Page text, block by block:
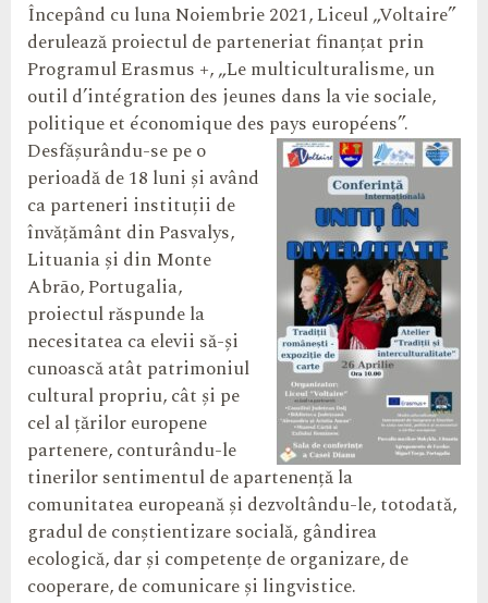
Începând cu luna Noiembrie 2021, Liceul „Voltaire”
derulează proiectul de parteneriat finanțat prin
Programul Erasmus +, „Le multiculturalisme, un
outil d’intégration des jeunes dans la vie sociale,
politique et économique des pays européens”.
Desfășurându-se pe o
perioadă de 18 luni și având
ca parteneri instituții de
învățământ din Pasvalys,
Lituania și din Monte
Abrão, Portugalia,
proiectul răspunde la
necesitatea ca elevii să-și
cunoască atât patrimoniul
cultural propriu, cât și pe
cel al țărilor europene
partenere, conturându-le
tinerilor sentimentul de apartenență la
comunitatea europeană și dezvoltându-le, totodată,
gradul de conștientizare socială, gândirea
ecologică, dar și competențe de organizare, de
cooperare, de comunicare și lingvistice.